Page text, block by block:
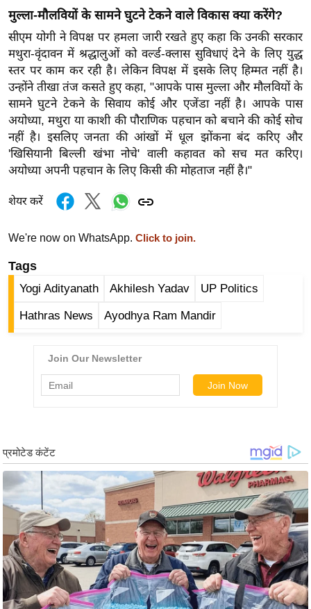
हॉ
ली
वु
ड
फि
ल्म
स
मी
क्षा
B
r
a
i
n
N
स्टा
इ
ल
टे
क्नॉ
लॉ
जी
टी
मुल्ला-मौलवियों के सामने घुटने टेकने वाले विकास क्या करेंगे?
सीएम योगी ने विपक्ष पर हमला जारी रखते हुए कहा कि उनकी सरकार
मथुरा-वृंदावन में श्रद्धालुओं को वर्ल्ड-क्लास सुविधाएं देने के लिए युद्ध
स्तर पर काम कर रही है। लेकिन विपक्ष में इसके लिए हिम्मत नहीं है।
उन्होंने तीखा तंज कसते हुए कहा, "आपके पास मुल्ला और मौलवियों के
सामने घुटने टेकने के सिवाय कोई और एजेंडा नहीं है। आपके पास
अयोध्या, मथुरा या काशी की पौराणिक पहचान को बचाने की कोई सोच
नहीं है। इसलिए जनता की आंखों में धूल झोंकना बंद करिए और
'खिसियानी बिल्ली खंभा नोचे' वाली कहावत को सच मत करिए।
अयोध्या अपनी पहचान के लिए किसी की मोहताज नहीं है।"
शेयर करें
We're now on WhatsApp. Click to join.
Tags
Yogi Adityanath Akhilesh Yadav UP Politics
Hathras News Ayodhya Ram Mandir